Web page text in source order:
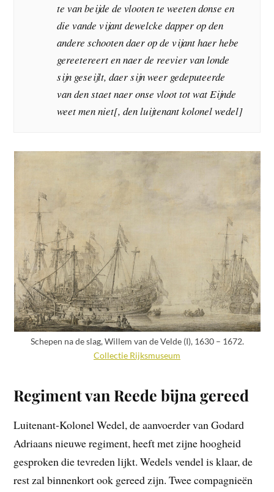
te van beijde de vlooten te weeten donse en
die vande vijant dewelcke dapper op den
andere schooten daer op de vijant haer hebe
gereetereert en naer de reevier van londe
sijn geseijlt, daer sijn weer gedeputeerde
van den staet naer onse vloot tot wat Eijnde
weet men niet[, den luijtenant kolonel wedel]
Schepen na de slag, Willem van de Velde (I), 1630 – 1672.
Collectie Rijksmuseum
Regiment van Reede bijna gereed
Luitenant-Kolonel Wedel, de aanvoerder van Godard
Adriaans nieuwe regiment, heeft met zijne hoogheid
gesproken die tevreden lijkt. Wedels vendel is klaar, de
rest zal binnenkort ook gereed zijn. Twee compagnieën